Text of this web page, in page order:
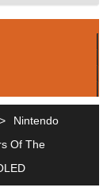
>
Nintendo
Of The